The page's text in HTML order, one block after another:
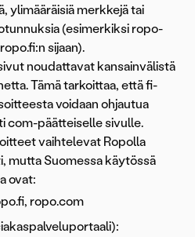
ylimääräisiä merkkejä tai
(esimerkiksi ropo-
sijaan).
noudattavat kansainvälistä
Tämä tarkoittaa, että fi-
voidaan ohjautua
com-päätteiselle sivulle.
vaihtelevat Ropolla
mutta Suomessa käytössä
ovat:
ropo.com